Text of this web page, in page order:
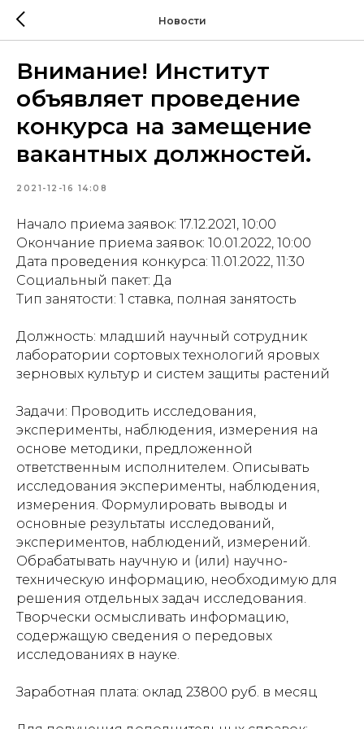
Новости
Внимание! Институт
объявляет проведение
конкурса на замещение
вакантных должностей.
2021-12-16 14:08
Начало приема заявок: 17.12.2021, 10:00
Окончание приема заявок: 10.01.2022, 10:00
Дата проведения конкурса: 11.01.2022, 11:30
Социальный пакет: Да
Тип занятости: 1 ставка, полная занятость
Должность: младший научный сотрудник
лаборатории сортовых технологий яровых
зерновых культур и систем защиты растений
Задачи: Проводить исследования,
эксперименты, наблюдения, измерения на
основе методики, предложенной
ответственным исполнителем. Описывать
исследования эксперименты, наблюдения,
измерения. Формулировать выводы и
основные результаты исследований,
экспериментов, наблюдений, измерений.
Обрабатывать научную и (или) научно-
техническую информацию, необходимую для
решения отдельных задач исследования.
Творчески осмысливать информацию,
содержащую сведения о передовых
исследованиях в науке.
Заработная плата: оклад 23800 руб. в месяц